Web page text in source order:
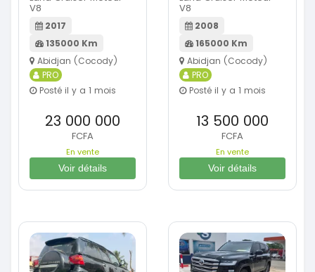
V8
2017
135000 Km
Abidjan (Cocody)
PRO
Posté il y a 1 mois
23 000 000
FCFA
En vente
Voir détails
V8
2008
165000 Km
Abidjan (Cocody)
PRO
Posté il y a 1 mois
13 500 000
FCFA
En vente
Voir détails